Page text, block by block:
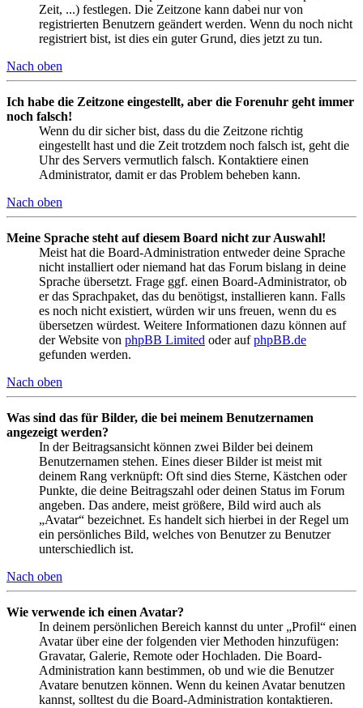
Zeit, ...) festlegen. Die Zeitzone kann dabei nur von
registrierten Benutzern geändert werden. Wenn du noch nicht
registriert bist, ist dies ein guter Grund, dies jetzt zu tun.
Nach oben
Ich habe die Zeitzone eingestellt, aber die Forenuhr geht immer
noch falsch!
Wenn du dir sicher bist, dass du die Zeitzone richtig
eingestellt hast und die Zeit trotzdem noch falsch ist, geht die
Uhr des Servers vermutlich falsch. Kontaktiere einen
Administrator, damit er das Problem beheben kann.
Nach oben
Meine Sprache steht auf diesem Board nicht zur Auswahl!
Meist hat die Board-Administration entweder deine Sprache
nicht installiert oder niemand hat das Forum bislang in deine
Sprache übersetzt. Frage ggf. einen Board-Administrator, ob
er das Sprachpaket, das du benötigst, installieren kann. Falls
es noch nicht existiert, würden wir uns freuen, wenn du es
übersetzen würdest. Weitere Informationen dazu können auf
der Website von phpBB Limited oder aufphpBB.de
gefunden werden.
Nach oben
Was sind das für Bilder, die bei meinem Benutzernamen
angezeigt werden?
In der Beitragsansicht können zwei Bilder bei deinem
Benutzernamen stehen. Eines dieser Bilder ist meist mit
deinem Rang verknüpft: Oft sind dies Sterne, Kästchen oder
Punkte, die deine Beitragszahl oder deinen Status im Forum
angeben. Das andere, meist größere, Bild wird auch als
„Avatar“ bezeichnet. Es handelt sich hierbei in der Regel um
ein persönliches Bild, welches von Benutzer zu Benutzer
unterschiedlich ist.
Nach oben
Wie verwende ich einen Avatar?
In deinem persönlichen Bereich kannst du unter „Profil“ einen
Avatar über eine der folgenden vier Methoden hinzufügen:
Gravatar, Galerie, Remote oder Hochladen. Die Board-
Administration kann bestimmen, ob und wie die Benutzer
Avatare benutzen können. Wenn du keinen Avatar benutzen
kannst, solltest du die Board-Administration kontaktieren.